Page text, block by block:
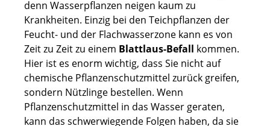
denn Wasserpflanzen neigen kaum zu
Krankheiten. Einzig bei den Teichpflanzen der
Feucht- und der Flachwasserzone kann es von
Zeit zu Zeit zu einem Blattlaus-Befall kommen.
Hier ist es enorm wichtig, dass Sie nicht auf
chemische Pflanzenschutzmittel zurück greifen,
sondern Nützlinge bestellen. Wenn
Pflanzenschutzmittel in das Wasser geraten,
kann das schwerwiegende Folgen haben, da sie